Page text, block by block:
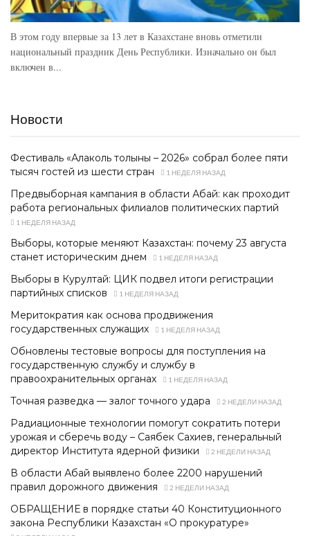
В этом году впервые за 13 лет в Казахстане вновь отметили
национальный праздник День Республики. Изначально он был
включен в...
Новости
Фестиваль «Алаколь толқыны – 2026» собрал более пяти
тысяч гостей из шести стран
1 НЕДЕЛЯ НАЗАД
Предвыборная кампания в области Абай: как проходит
работа региональных филиалов политических партий
1 НЕДЕЛЯ НАЗАД
Выборы, которые меняют Казахстан: почему 23 августа
станет историческим днем
1 НЕДЕЛЯ НАЗАД
Выборы в Курултай: ЦИК подвел итоги регистрации
партийных списков
1 НЕДЕЛЯ НАЗАД
Меритократия как основа продвижения
государственных служащих
1 НЕДЕЛЯ НАЗАД
Обновлены тестовые вопросы для поступления на
государственную службу и службу в
правоохранительных органах
1 НЕДЕЛЯ НАЗАД
Точная разведка — залог точного удара 2 НЕДЕЛИ НАЗАД
Радиационные технологии помогут сократить потери
урожая и сберечь воду – Саябек Сахиев, генеральный
директор Института ядерной физики
2 НЕДЕЛИ НАЗАД
В области Абай выявлено более 2200 нарушений
правил дорожного движения
2 НЕДЕЛИ НАЗАД
ОБРАЩЕНИЕ в порядке статьи 40 Конституционного
закона Республики Казахстан «О прокуратуре»